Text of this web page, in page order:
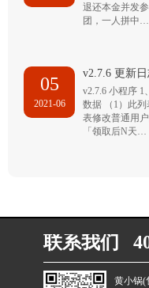
退还本金并发
团，一人拼中…
05
2021-06
v2.7.6 更新
v2.7.6 小程序
数据 （1）此
表修改普通用
「领取后N天…
联系我们
黄小锅(